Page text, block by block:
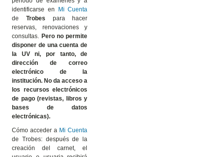
identificarse en
Mi Cuenta
de Trobes para hacer
reservas, renovaciones y
consultas. Pero no permite
disponer de una cuenta de
la UV ni, por tanto, de
dirección de correo
electrónico de la
institución. No da acceso a
los recursos electrónicos
de pago (revistas, libros y
bases de datos
electrónicas).
Cómo acceder a Mi Cuenta
de Trobes: después de la
creación del carnet, el